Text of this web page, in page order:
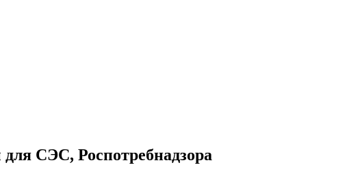
СЭС, Роспотребнадзора